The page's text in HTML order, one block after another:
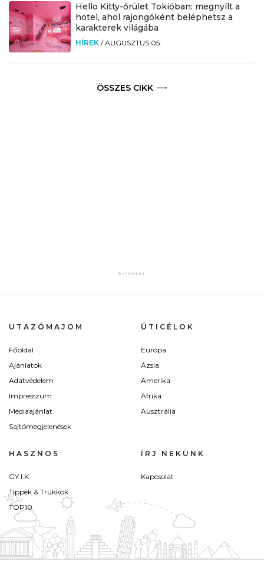
Hello Kitty-őrület Tokióban: megnyílt a
hotel, ahol rajongóként beléphetsz a
karakterek világába
HÍREK /AUGUSZTUS 05.
ÖSSZES CIKK
UTAZÓMAJOM
Főoldal
Ajánlatok
Adatvédelem
Impresszum
Médiaajánlat
Sajtómegjelenések
ÚTICÉLOK
Európa
Ázsia
Amerika
Afrika
Ausztrália
HASZNOS
GY.I.K.
Tippek & Trükkök
TOP10
ÍRJ NEKÜNK
Kapcsolat